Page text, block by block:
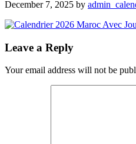
December 7, 2025 by
Leave a Reply
Your email address will not be